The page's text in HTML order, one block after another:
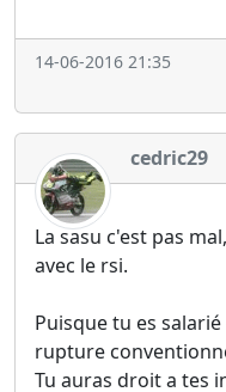
14-06-2016 21:35
cedric29
La sasu c'est pas
avec le rsi.
Puisque tu es
rupture
Tu auras droit a tes